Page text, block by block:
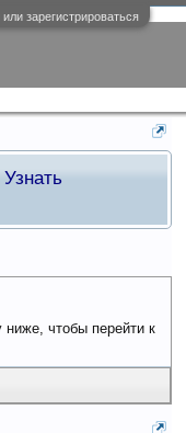
или зарегистрироваться
Узнать
чтобы перейти к